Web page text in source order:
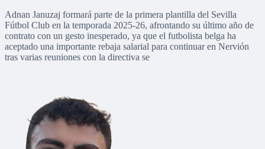
Adnan Januzaj formará parte de la primera plantilla del Sevilla
Fútbol Club en la temporada 2025-26, afrontando su último año de
contrato con un gesto inesperado, ya que el futbolista belga ha
aceptado una importante rebaja salarial para continuar en Nervión
tras varias reuniones con la directiva se